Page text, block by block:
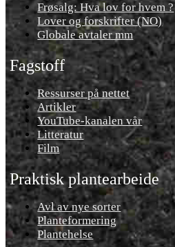
Frøsalg: Hva lov for hvem ?
Lover og forskrifter (NO)
Globale avtaler mm
Fagstoff
Ressurser på nettet
Artikler
YouTube-kanalen vår
Litteratur
Film
Praktisk plantearbeide
Avl av nye sorter
Planteformering
Plantehelse